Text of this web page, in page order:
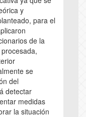
y
para el
de la
se
del
detectar
medidas
la situación